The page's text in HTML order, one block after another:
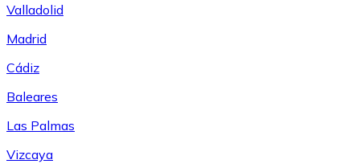
Valladolid
Madrid
Cádiz
Baleares
Las Palmas
Vizcaya